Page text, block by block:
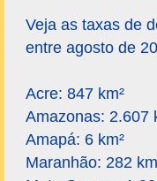
Veja as taxas de
entre agosto de
Acre: 847 km²
Amazonas: 2.607
Amapá: 6 km²
Maranhão: 282